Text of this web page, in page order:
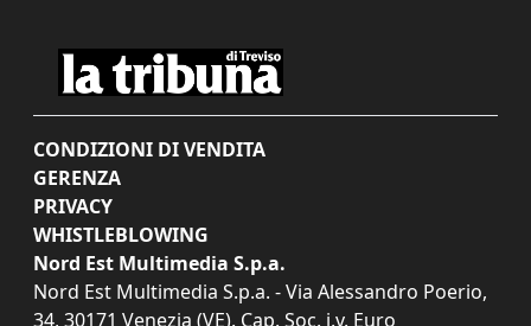
CONDIZIONI DI VENDITA
GERENZA
PRIVACY
WHISTLEBLOWING
Nord Est Multimedia S.p.a.
Nord Est Multimedia S.p.a. - Via Alessandro Poerio,
34, 30171 Venezia (VE). Cap. Soc. i.v. Euro